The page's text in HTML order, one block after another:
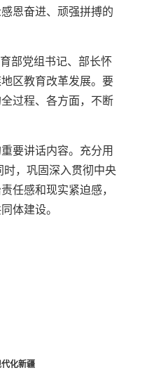
恩奋进、顽强拼搏的
部党组书记、部长怀
区教育改革发展。要
过程、各方面，不断
要讲话内容。充分用
，巩固深入贯彻中央
任感和现实紧迫感，
体建设。
化新疆